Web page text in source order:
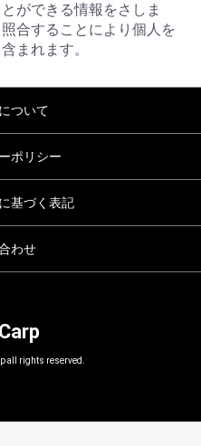
ができる情報をさしま
合することにより個人を
まれます。
ついて
ポリシー
基づく表記
わせ
all rights reserved.